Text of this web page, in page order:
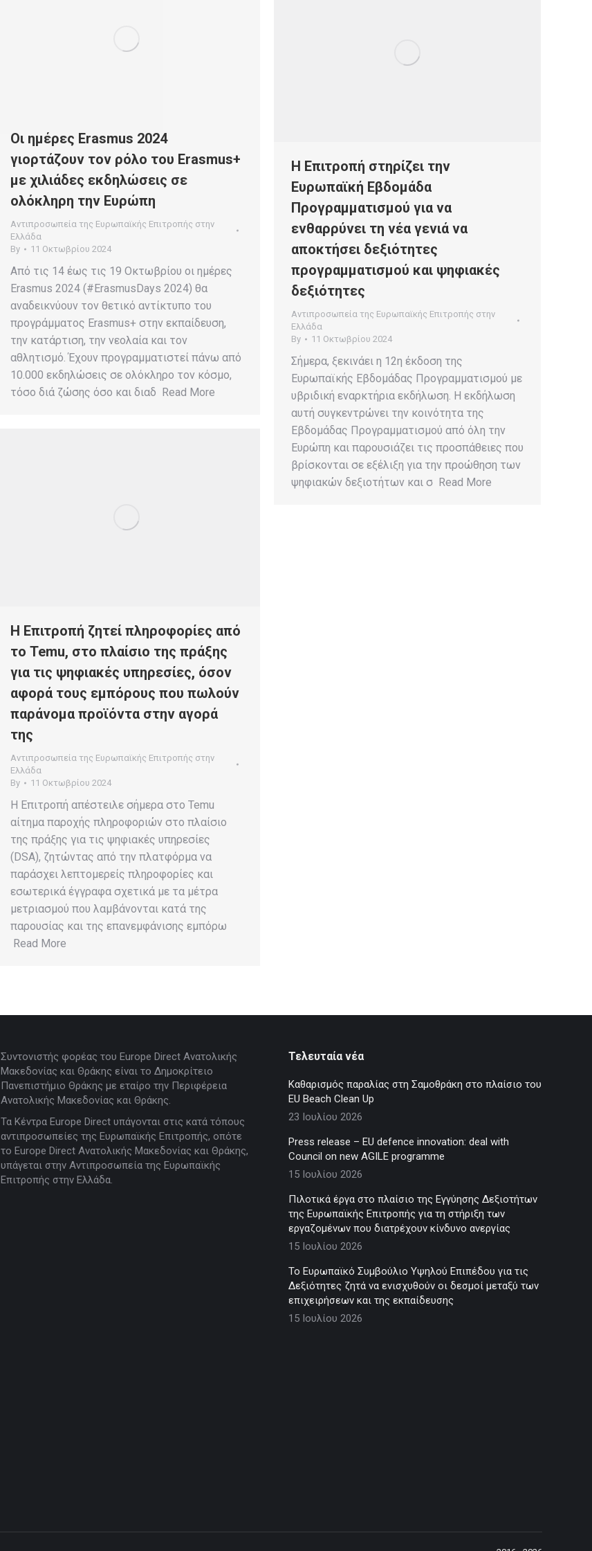
Οι ημέρες Erasmus 2024
γιορτάζουν τον ρόλο του Erasmus+
με χιλιάδες εκδηλώσεις σε
ολόκληρη την Ευρώπη
Αντιπροσωπεία της Ευρωπαϊκής Επιτροπής στην
Ελλάδα
By
11 Οκτωβρίου 2024
Από τις 14 έως τις 19 Οκτωβρίου οι ημέρες
Erasmus 2024 (#ErasmusDays 2024) θα
αναδεικνύουν τον θετικό αντίκτυπο του
προγράμματος Erasmus+ στην εκπαίδευση,
την κατάρτιση, την νεολαία και τον
αθλητισμό. Έχουν προγραμματιστεί πάνω από
10.000 εκδηλώσεις σε ολόκληρο τον κόσμο,
τόσο διά ζώσης όσο και διαδ Read More
Η Επιτροπή στηρίζει την
Ευρωπαϊκή Εβδομάδα
Προγραμματισμού για να
ενθαρρύνει τη νέα γενιά να
αποκτήσει δεξιότητες
προγραμματισμού και ψηφιακές
δεξιότητες
Αντιπροσωπεία της Ευρωπαϊκής Επιτροπής στην
Ελλάδα
By
11 Οκτωβρίου 2024
Σήμερα, ξεκινάει η 12η έκδοση της
Ευρωπαϊκής Εβδομάδας Προγραμματισμού με
υβριδική εναρκτήρια εκδήλωση. Η εκδήλωση
αυτή συγκεντρώνει την κοινότητα της
Εβδομάδας Προγραμματισμού από όλη την
Ευρώπη και παρουσιάζει τις προσπάθειες που
βρίσκονται σε εξέλιξη για την προώθηση των
ψηφιακών δεξιοτήτων και σ Read More
Η Επιτροπή ζητεί πληροφορίες από
το Temu, στο πλαίσιο της πράξης
για τις ψηφιακές υπηρεσίες, όσον
αφορά τους εμπόρους που πωλούν
παράνομα προϊόντα στην αγορά
της
Αντιπροσωπεία της Ευρωπαϊκής Επιτροπής στην
Ελλάδα
By
11 Οκτωβρίου 2024
Η Επιτροπή απέστειλε σήμερα στο Temu
αίτημα παροχής πληροφοριών στο πλαίσιο
της πράξης για τις ψηφιακές υπηρεσίες
(DSA), ζητώντας από την πλατφόρμα να
παράσχει λεπτομερείς πληροφορίες και
εσωτερικά έγγραφα σχετικά με τα μέτρα
μετριασμού που λαμβάνονται κατά της
παρουσίας και της επανεμφάνισης εμπόρω
Read More
Συντονιστής φορέας του Europe Direct Ανατολικής
Μακεδονίας και Θράκης είναι το Δημοκρίτειο
Πανεπιστήμιο Θράκης με εταίρο την Περιφέρεια
Ανατολικής Μακεδονίας και Θράκης.
Τα Κέντρα Europe Direct υπάγονται στις κατά τόπους
αντιπροσωπείες της Ευρωπαϊκής Επιτροπής, οπότε
το Europe Direct Ανατολικής Μακεδονίας και Θράκης,
υπάγεται στην Αντιπροσωπεία της Ευρωπαϊκής
Επιτροπής στην Ελλάδα.
Τελευταία νέα
Καθαρισμός παραλίας στη Σαμοθράκη στο πλαίσιο του
EU Beach Clean Up
23 Ιουλίου 2026
Press release – EU defence innovation: deal with
Council on new AGILE programme
15 Ιουλίου 2026
Πιλοτικά έργα στο πλαίσιο της Εγγύησης Δεξιοτήτων
της Ευρωπαϊκής Επιτροπής για τη στήριξη των
εργαζομένων που διατρέχουν κίνδυνο ανεργίας
15 Ιουλίου 2026
Το Ευρωπαϊκό Συμβούλιο Υψηλού Επιπέδου για τις
Δεξιότητες ζητά να ενισχυθούν οι δεσμοί μεταξύ των
επιχειρήσεων και της εκπαίδευσης
15 Ιουλίου 2026